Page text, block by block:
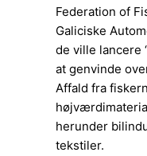
Federation of
Galiciske
de ville lancere
at genvinde
Affald fra
herunder
tekstiler.